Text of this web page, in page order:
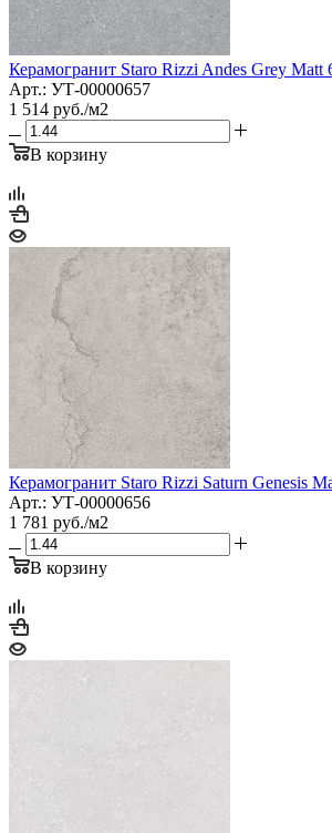
Керамогранит Staro Rizzi Andes Grey Matt
Арт.: УТ-00000657
1 514 руб./м2
В корзину
Керамогранит Staro Rizzi Saturn Genesis
Арт.: УТ-00000656
1 781 руб./м2
В корзину